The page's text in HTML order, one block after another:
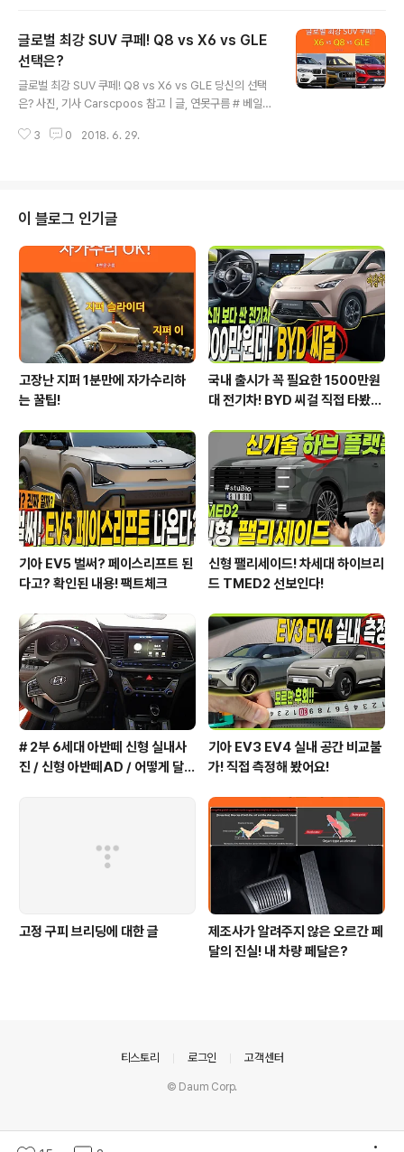
정도로 최첨단 기술력을 자랑합니다. 또한 국방 기술력을
연구하는 미국 국방부 소속기관인 DARPA는 최근 차원이
다른 신개념 타이어를 선보이면서 글로벌에서 주목을 받았
습니다. 넓은 관점에서 NASA나 DARPA와 같은 기관은
미국의 막강한 국방력을 자랑하는 기관이라고 할 수 있으
며, 구소련 시절 치열하게 기술개발을 위해서 생성된 고등
글로벌 최강 SUV 쿠페! Q8 vs X6 vs GLE
선택은?
글로벌 최강 SUV 쿠페! Q8 vs X6 vs GLE 당신의 선택
은? 사진, 기사 Carscpoos 참고 | 글, 연못구름 # 베일에
츠와 BWM가 럭셔리 SUV 쿠페 시장을 선점하는 동안 아
양산차 디자인으로 적용될 수 있을까?라는 의구심이 들게
만드는 역동적인 디자인이 특징이라고 할 수 있습니다. ​ ▲
아우디 Q8 콘셉트 ​드디어 아우디 플래그십 SUV 인 Q8이
공개되었습니다. 지금부터 살펴보겠습니다. # 베일벗은 아
우디의 플래그십 SUV Q8 공개! ​ 콘셉트 보다..
3 0 2018. 6. 29.
이 블로그 인기글
고장난 지퍼 1분만에 자가수리하
는 꿀팁!
국내 출시가 꼭 필요한 1500만원
대 전기차! BYD 씨걸 직접 타봤습
기아 EV5 벌써? 페이스리프트 된
다고? 확인된 내용! 팩트체크
신형 팰리세이드! 차세대 하이브리
드 TMED2 선보인다!
# 2부 6세대 아반떼 신형 실내사
진 / 신형 아반떼AD / 어떻게 달라
기아 EV3 EV4 실내 공간 비교불
가! 직접 측정해 봤어요!
고정 구피 브리딩에 대한 글
제조사가 알려주지 않은 오르간 페
달의 진실! 내 차량 페달은?
티스토리 로그인 고객센터
© Daum Corp.